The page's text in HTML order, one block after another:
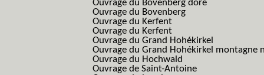
Ouvrage du Bovenberg doré
Ouvrage du Bovenberg
Ouvrage du Kerfent
Ouvrage du Kerfent
Ouvrage du Grand Hohékirkel
Ouvrage du Grand Hohékirkel montagne
Ouvrage du Hochwald
Ouvrage de Saint-Antoine